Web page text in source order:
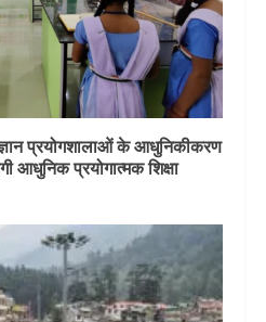
प्रयोगशालाओं के आधुनिकीकरण
आधुनिक प्रयोगात्मक शिक्षा